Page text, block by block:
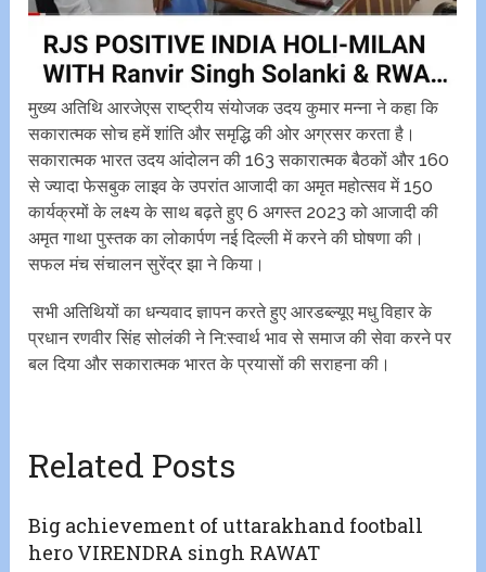
मुख्य अतिथि आरजेएस राष्ट्रीय संयोजक उदय कुमार मन्ना ने कहा कि
सकारात्मक सोच हमें शांति और समृद्धि की ओर अग्रसर करता है।
सकारात्मक भारत उदय आंदोलन की 163 सकारात्मक बैठकों और 160
से ज्यादा फेसबुक लाइव के उपरांत आजादी का अमृत महोत्सव में 150
कार्यक्रमों के लक्ष्य के साथ बढ़ते हुए 6 अगस्त 2023 को आजादी की
अमृत गाथा पुस्तक का लोकार्पण नई दिल्ली में करने की घोषणा की।
सफल मंच संचालन सुरेंद्र झा ने किया।
सभी अतिथियों का धन्यवाद ज्ञापन करते हुए आरडब्ल्यूए मधु विहार के‌
प्रधान रणवीर सिंह सोलंकी ने नि:स्वार्थ भाव से समाज की सेवा करने पर
बल दिया और सकारात्मक भारत के प्रयासों की सराहना की।
Related Posts
Big achievement of uttarakhand football
hero VIRENDRA singh RAWAT